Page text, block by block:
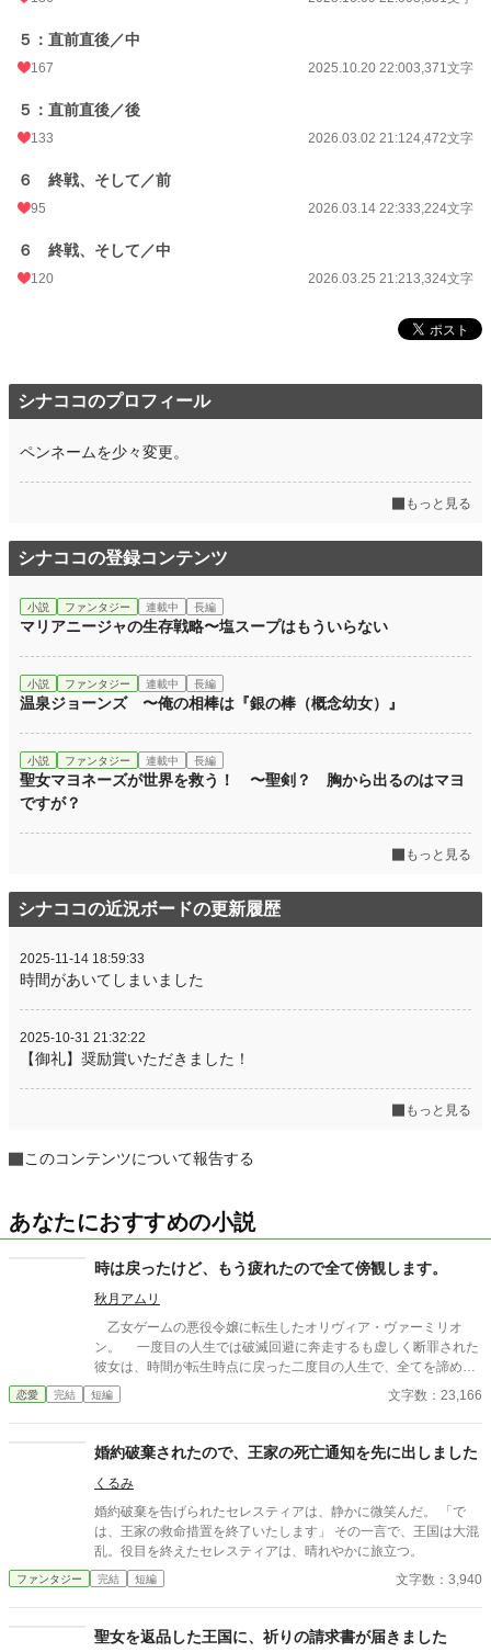
５：直前直後／中
167 2025.10.20 22:003,371文字
５：直前直後／後
133 2026.03.02 21:124,472文字
６ 終戦、そして／前
95 2026.03.14 22:333,224文字
６ 終戦、そして／中
120 2026.03.25 21:213,324文字
シナココのプロフィール
ペンネームを少々変更。
もっと見る
シナココの登録コンテンツ
小説 ファンタジー 連載中 長編
マリアニージャの生存戦略〜塩スープはもういらない
小説 ファンタジー 連載中 長編
温泉ジョーンズ 〜俺の相棒は『銀の棒（概念幼女）』
小説 ファンタジー 連載中 長編
聖女マヨネーズが世界を救う！ 〜聖剣？ 胸から出るのはマヨ
ですが？
もっと見る
シナココの近況ボードの更新履歴
2025-11-14 18:59:33
時間があいてしまいました
2025-10-31 21:32:22
【御礼】奨励賞いただきました！
もっと見る
このコンテンツについて報告する
あなたにおすすめの小説
時は戻ったけど、もう疲れたので全て傍観します。
秋月アムリ
乙女ゲームの悪役令嬢に転生したオリヴィア・ヴァーミリオ
ン。 一度目の人生では破滅回避に奔走するも虚しく断罪された
彼女は、時間が転生時点に戻った二度目の人生で、全てを諦めて
いた。 もう疲れた。どうせ無駄なら、せめて断罪の日まで穏や
かに眠って過ごしたい──そう願い、積極的に引きこもり傍観を決
者・セドリック王子が、なぜか彼女に献身的な優しさを見せ、
失った令嬢が、思いがけない波乱に巻き込まれていく。全てを諦
めたはずの人生で、彼女を待ち受ける未来とは──
恋愛 完結 短編 文字数：23,166
婚約破棄されたので、王家の死亡通知を先に出しました
くるみ
婚約破棄を告げられたセレスティアは、静かに微笑んだ。 「で
は、王家の救命措置を終了いたします」 その一言で、王国は大混
乱。役目を終えたセレスティアは、晴れやかに旅立つ。
ファンタジー 完結 短編 文字数：3,940
聖女を返品した王国に、祈りの請求書が届きました